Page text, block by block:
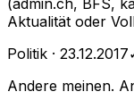
Aktualität oder
Politik · 23.12.2017
Andere meinen.